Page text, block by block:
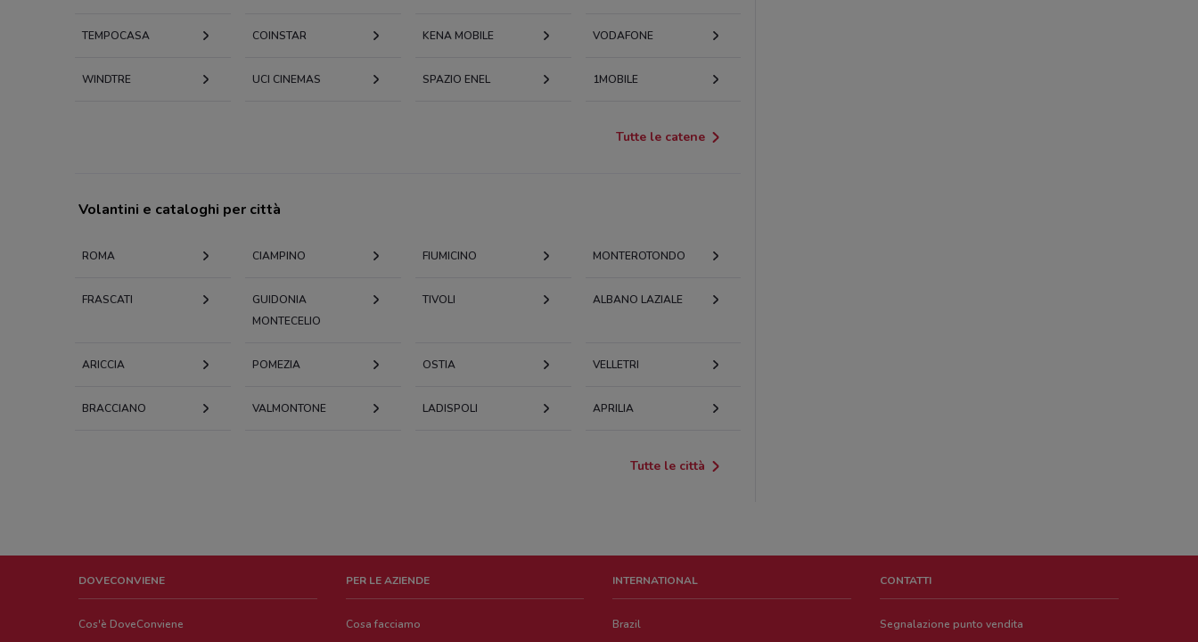
TEMPOCASA COINSTAR KENA MOBILE VODAFONE
WINDTRE UCI CINEMAS SPAZIO ENEL 1MOBILE
Tutte le catene
Volantini e cataloghi per città
ROMA CIAMPINO FIUMICINO MONTEROTONDO
FRASCATI
GUIDONIA
MONTECELIO
TIVOLI ALBANO LAZIALE
ARICCIA POMEZIA OSTIA VELLETRI
BRACCIANO VALMONTONE LADISPOLI APRILIA
Tutte le città
DOVECONVIENE
Cos'è DoveConviene
PER LE AZIENDE
Cosa facciamo
INTERNATIONAL
Brazil
CONTATTI
Segnalazione punto vendita